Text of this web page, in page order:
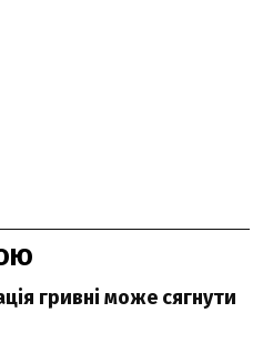
гривні може сягнути